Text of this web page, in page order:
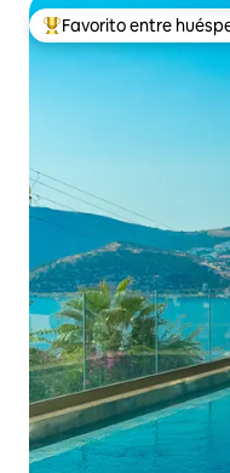
Favorito entre
Favorito entre